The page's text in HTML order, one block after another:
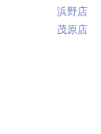
浜野店
茂原店